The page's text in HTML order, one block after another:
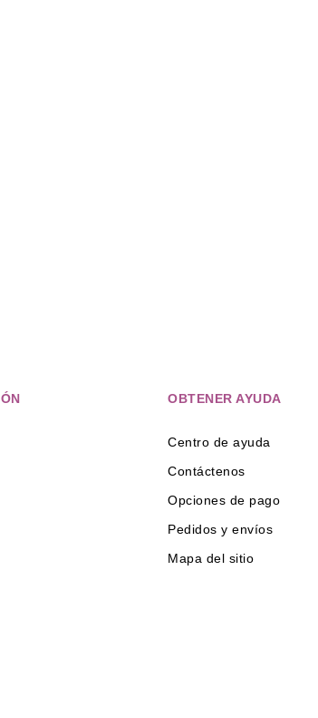
OBTENER AYUDA
Centro de ayuda
Contáctenos
Opciones de pago
Pedidos y envíos
Mapa del sitio